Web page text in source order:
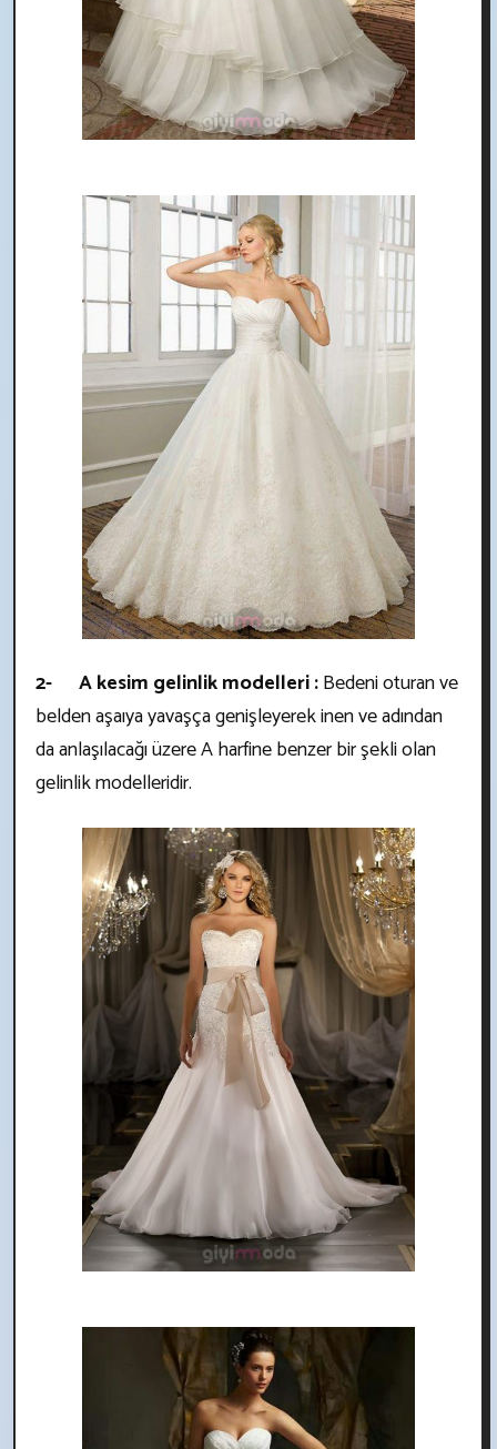
2- A kesim gelinlik modelleri :Bedeni oturan ve
belden aşaıya yavaşça genişleyerek inen ve adından
da anlaşılacağı üzere A harfine benzer bir şekli olan
gelinlik modelleridir.